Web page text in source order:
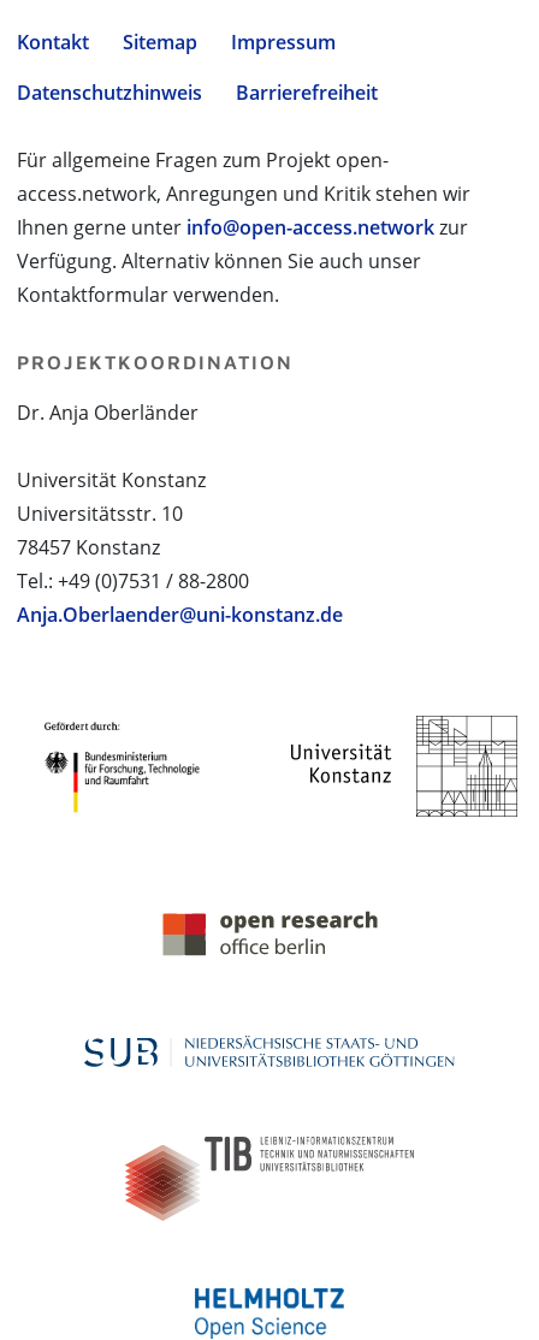
Kontakt Sitemap
Impressum
Datenschutzhinweis
Barrierefreiheit
Für allgemeine Fragen zum Projekt open-
access.network, Anregungen und Kritik stehen wir
Ihnen gerne unter info@open-access.networkzur
Verfügung. Alternativ können Sie auch unser
Kontaktformular verwenden.
PROJEKTKOORDINATION
Dr. Anja Oberländer
Universität Konstanz
Universitätsstr. 10
78457 Konstanz
Tel.: +49 (0)7531 / 88-2800
Anja.Oberlaender@uni-konstanz.de